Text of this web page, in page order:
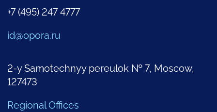
+7 (495) 247 4777
id@opora.ru
2-y Samotechnyy pereulok № 7, Moscow,
127473
Regional Offices